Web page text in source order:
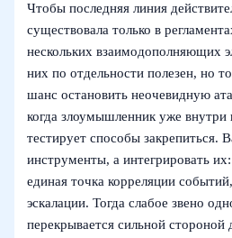
Чтобы последняя линия
существовала только в
нескольких взаимодополняющих
них по отдельности полезен, но
шанс остановить неочевидную
когда злоумышленник уже
тестирует способы закрепиться.
инструменты, а интегрировать
единая точка корреляции
эскалации. Тогда слабое звено
перекрывается сильной стороной